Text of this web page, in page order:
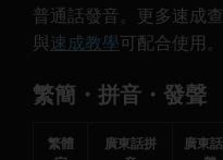
普通話發音。更多速成查
與速成教學可配合使用。
繁簡・拼音・發聲
繁體
廣東話拼
廣東